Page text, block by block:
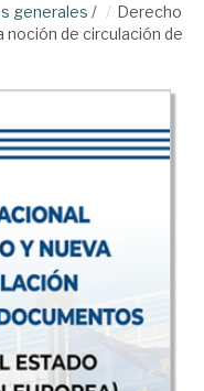
generales /
Derecho
noción de circulación de